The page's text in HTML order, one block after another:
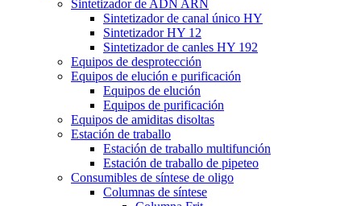
Sintetizador de ADN ARN
Sintetizador de canal único HY
Sintetizador HY 12
Sintetizador de canles HY 192
Equipos de desprotección
Equipos de elución e purificación
Equipos de elución
Equipos de purificación
Equipos de amiditas disoltas
Estación de traballo
Estación de traballo multifunción
Estación de traballo de pipeteo
Consumibles de síntese de oligo
Columnas de síntese